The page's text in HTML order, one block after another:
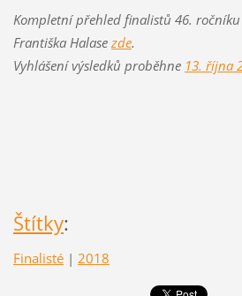
Kompletní přehled finalistů 46.
Františka Halasezde.
Vyhlášení výsledků proběhne 13. října
Štítky:
Finalisté | 2018